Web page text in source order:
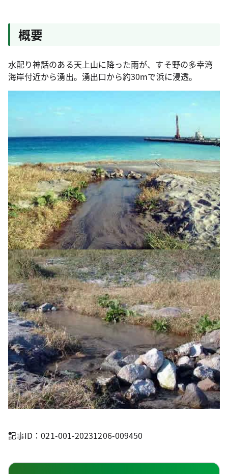
概要
水配り神話のある天上山に降った雨が、すそ野の多幸湾
海岸付近から湧出。湧出口から約30mで浜に浸透。
記事ID：021-001-20231206-009450